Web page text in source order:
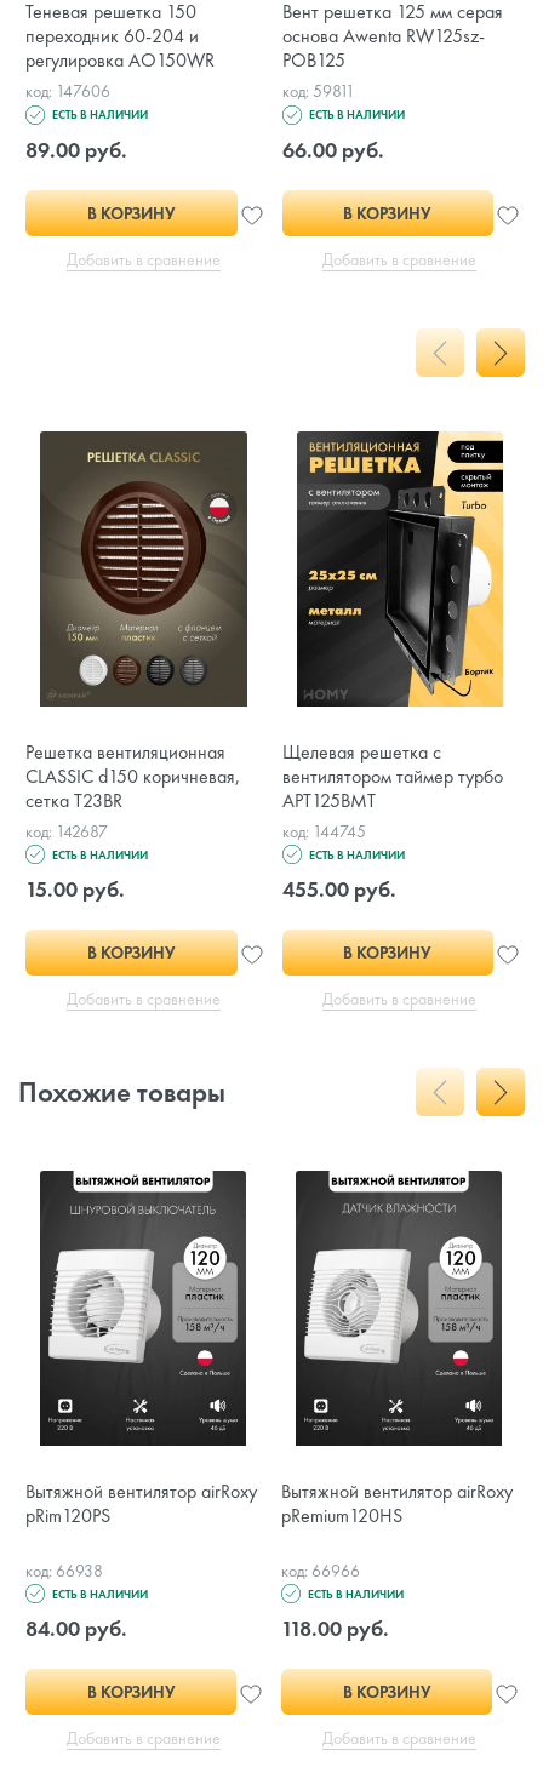
Теневая решетка 150
переходник 60-204 и
регулировка AO150WR
код: 147606
ЕСТЬ В НАЛИЧИИ
89.00 руб.
В КОРЗИНУ
Добавить в сравнение
Вент решетка 125 мм серая
основа Awenta RW125sz-
POB125
код: 59811
ЕСТЬ В НАЛИЧИИ
66.00 руб.
В КОРЗИНУ
Добавить в сравнение
Решетка вентиляционная
CLASSIC d150 коричневая,
сетка T23BR
код: 142687
ЕСТЬ В НАЛИЧИИ
15.00 руб.
В КОРЗИНУ
Добавить в сравнение
Щелевая решетка с
вентилятором таймер турбо
APT125BMT
код: 144745
ЕСТЬ В НАЛИЧИИ
455.00 руб.
В КОРЗИНУ
Добавить в сравнение
Похожие товары
Вытяжной вентилятор airRoxy
pRim120PS
код: 66938
ЕСТЬ В НАЛИЧИИ
84.00 руб.
В КОРЗИНУ
Добавить в сравнение
Вытяжной вентилятор airRoxy
pRemium120HS
код: 66966
ЕСТЬ В НАЛИЧИИ
118.00 руб.
В КОРЗИНУ
Добавить в сравнение